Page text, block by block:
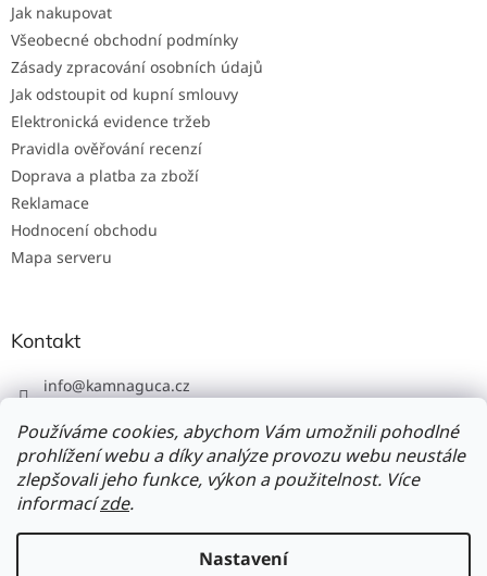
Používáme cookies, abychom Vám umožnili pohodlné
prohlížení webu a díky analýze provozu webu neustále
zlepšovali jeho funkce, výkon a použitelnost. Více
informacízde.
Nastavení
Jak nakupovat
Všeobecné obchodní podmínky
Zásady zpracování osobních údajů
Jak odstoupit od kupní smlouvy
Elektronická evidence tržeb
Pravidla ověřování recenzí
Doprava a platba za zboží
Reklamace
Hodnocení obchodu
Mapa serveru
Kontakt
info@kamnaguca.cz